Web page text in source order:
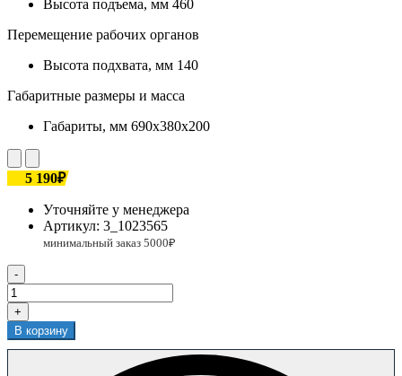
Высота подъема, мм 460
Перемещение рабочих органов
Высота подхвата, мм 140
Габаритные размеры и масса
Габариты, мм 690х380х200
5 190₽
Уточняйте у менеджера
Артикул: 3_1023565
-
+
В корзину